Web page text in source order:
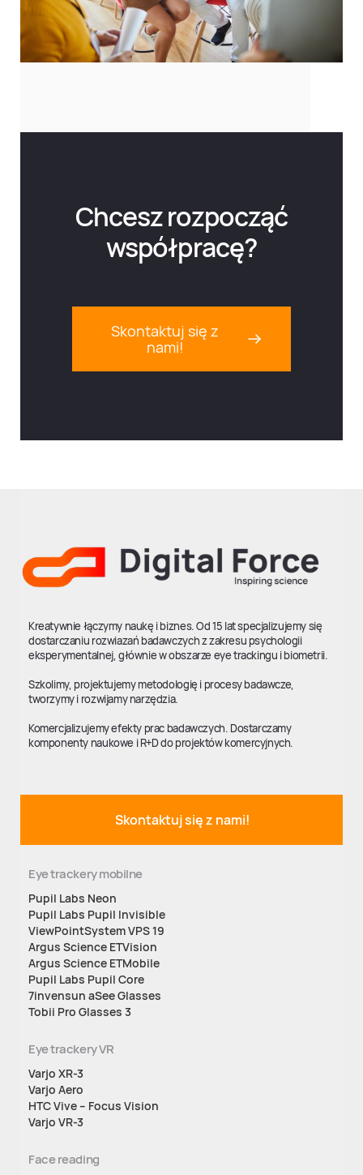
Chcesz rozpocząć
współpracę?
Skontaktuj się z
nami!
Kreatywnie łączymy naukę i biznes. Od 15 lat specjalizujemy się
dostarczaniu rozwiazań badawczych z zakresu psychologii
eksperymentalnej, głównie w obszarze eye trackingu i biometrii.
Szkolimy, projektujemy metodologię i procesy badawcze,
tworzymy i rozwijamy narzędzia.
Komercjalizujemy efekty prac badawczych. Dostarczamy
komponenty naukowe i R+D do projektów komercyjnych.
Skontaktuj się z nami!
Eye trackery mobilne
Pupil Labs Neon
Pupil Labs Pupil Invisible
ViewPointSystem VPS 19
Argus Science ETVision
Argus Science ETMobile
Pupil Labs Pupil Core
7invensun aSee Glasses
Tobii Pro Glasses 3
Eye trackery VR
Varjo XR-3
Varjo Aero
HTC Vive – Focus Vision
Varjo VR-3
Face reading